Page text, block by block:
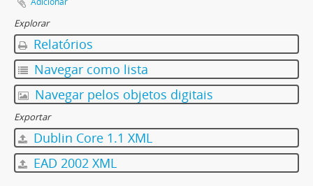
Explorar
Relatórios
Navegar como lista
Navegar pelos objetos digitais
Exportar
Dublin Core 1.1 XML
EAD 2002 XML